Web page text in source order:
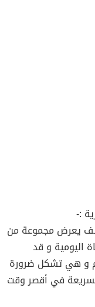
يعرض مجموعة من
اليومية و قد
و هي تشكل ضرورة
في أقصر وقت